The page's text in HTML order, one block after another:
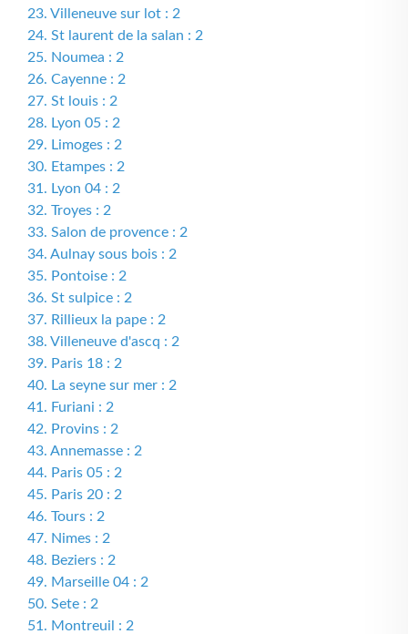
23. Villeneuve sur lot : 2
24. St laurent de la salan : 2
25. Noumea : 2
26. Cayenne : 2
27. St louis : 2
28. Lyon 05 : 2
29. Limoges : 2
30. Etampes : 2
31. Lyon 04 : 2
32. Troyes : 2
33. Salon de provence : 2
34. Aulnay sous bois : 2
35. Pontoise : 2
36. St sulpice : 2
37. Rillieux la pape : 2
38. Villeneuve d'ascq : 2
39. Paris 18 : 2
40. La seyne sur mer : 2
41. Furiani : 2
42. Provins : 2
43. Annemasse : 2
44. Paris 05 : 2
45. Paris 20 : 2
46. Tours : 2
47. Nimes : 2
48. Beziers : 2
49. Marseille 04 : 2
50. Sete : 2
51. Montreuil : 2